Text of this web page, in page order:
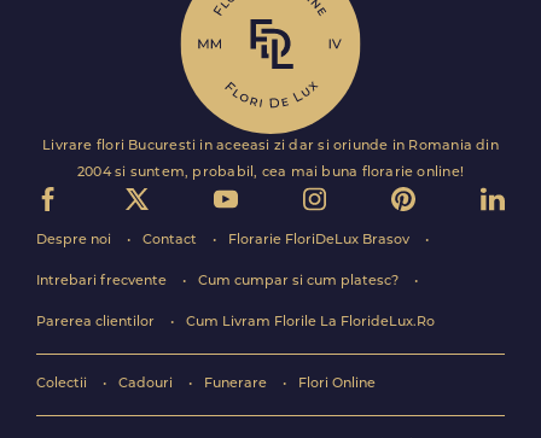
Livrare flori Bucuresti in aceeasi zi dar si oriunde in Romania din
2004 si suntem, probabil, cea mai buna florarie online!
Despre noi Contact Florarie FloriDeLux Brasov
Intrebari frecvente Cum cumpar si cum platesc?
Parerea clientilor Cum Livram Florile La FlorideLux.Ro
Colectii Cadouri Funerare Flori Online